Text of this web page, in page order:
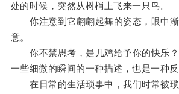
处的时候，突然从树梢上飞来一只鸟。
你注意到它翩翩起舞的姿态，眼中渐
意。
你不禁思考，是几鸡给予你的快乐？
一些细微的瞬间的一种描述，也是一种反
在日常的生活琐事中，我们时常被琐